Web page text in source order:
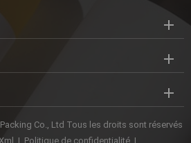
Co., Ltd Tous les droits sont réservés
| Politique de confidentialité |